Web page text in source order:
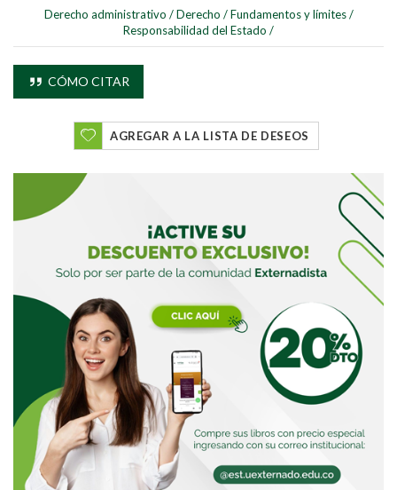
Derecho administrativo / Derecho / Fundamentos y límites /
Responsabilidad del Estado /
CÓMO CITAR
AGREGAR A LA LISTA DE DESEOS